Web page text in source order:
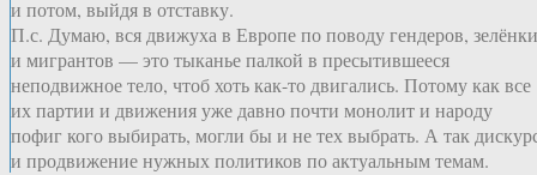
и потом, выйдя в отставку.
П.с. Думаю, вся движуха в Европе по поводу гендеров, зелёнки
и мигрантов — это тыканье палкой в пресытившееся
неподвижное тело, чтоб хоть как-то двигались. Потому как все
их партии и движения уже давно почти монолит и народу
пофиг кого выбирать, могли бы и не тех выбрать. А так
и продвижение нужных политиков по актуальным темам.